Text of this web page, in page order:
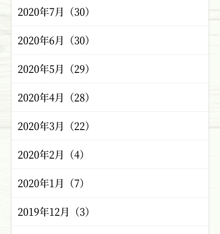
2020年7月（30）
2020年6月（30）
2020年5月（29）
2020年4月（28）
2020年3月（22）
2020年2月（4）
2020年1月（7）
2019年12月（3）